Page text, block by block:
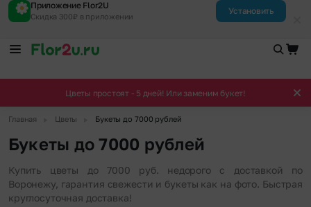
Приложение Flor2U
Скидка 300₽ в приложении
Установить
Цветы простоят - 5 дней! Или заменим букет!
Главная Цветы Букеты до 7000 рублей
Букеты до 7000 рублей
Купить цветы до 7000 руб. недорого с доставкой по
Воронежу, гарантия свежести и букеты как на фото. Быстрая
круглосуточная доставка!